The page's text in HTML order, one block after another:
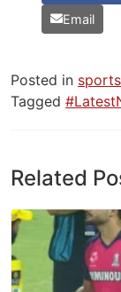
Email
Posted in sports
Tagged
Related